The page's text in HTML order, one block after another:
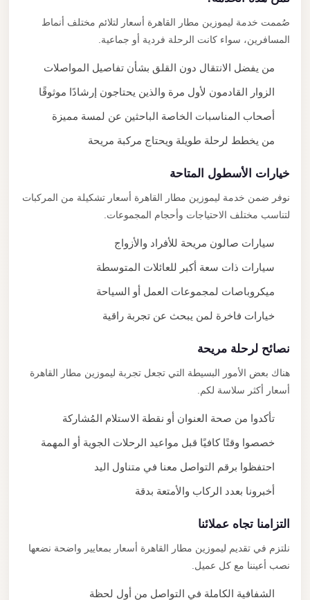
صُممت خدمة ليموزين مطار القاهرة أسعار لتلائم مختلف أنماط
المسافرين، سواء كانت الرحلة فردية أو جماعية.
من يفضل الانتقال دون القلق بشأن تفاصيل المواصلات
الزوار القادمون لأول مرة والذين يحتاجون إرشادًا موثوقًا
أصحاب المناسبات الخاصة الباحثين عن لمسة مميزة
من يخطط لرحلة طويلة ويحتاج مركبة مريحة
خيارات الأسطول المتاحة
نوفر ضمن خدمة ليموزين مطار القاهرة أسعار تشكيلة من المركبات
لتناسب مختلف الاحتياجات وأحجام المجموعات.
سيارات صالون مريحة للأفراد والأزواج
سيارات ذات سعة أكبر للعائلات المتوسطة
ميكروباصات لمجموعات العمل أو السياحة
خيارات فاخرة لمن يبحث عن تجربة راقية
نصائح لرحلة مريحة
هناك بعض الأمور البسيطة التي تجعل تجربة ليموزين مطار القاهرة
أسعار أكثر سلاسة لكم.
تأكدوا من صحة العنوان أو نقطة الاستلام المُشاركة
خصصوا وقتًا كافيًا قبل مواعيد الرحلات الجوية أو المهمة
احتفظوا برقم التواصل معنا في متناول اليد
أخبرونا بعدد الركاب والأمتعة بدقة
التزامنا تجاه عملائنا
نلتزم في تقديم ليموزين مطار القاهرة أسعار بمعايير واضحة نضعها
نصب أعيننا مع كل عميل.
الشفافية الكاملة في التواصل من أول لحظة